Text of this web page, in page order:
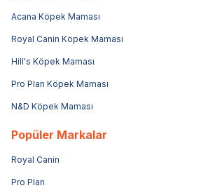
Acana Köpek Maması
Royal Canin Köpek Maması
Hill's Köpek Maması
Pro Plan Köpek Maması
N&D Köpek Maması
Popüler Markalar
Royal Canin
Pro Plan